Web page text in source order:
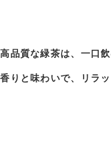
品質な緑茶は、一口
りと味わいで、リラ